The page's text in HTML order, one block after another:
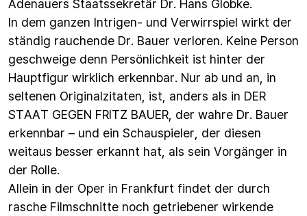
Adenauers Staatssekretär Dr. Hans Globke.
In dem ganzen Intrigen- und Verwirrspiel wirkt der
ständig rauchende Dr. Bauer verloren. Keine Person
geschweige denn Persönlichkeit ist hinter der
Hauptfigur wirklich erkennbar. Nur ab und an, in
seltenen Originalzitaten, ist, anders als in DER
STAAT GEGEN FRITZ BAUER, der wahre Dr. Bauer
erkennbar – und ein Schauspieler, der diesen
weitaus besser erkannt hat, als sein Vorgänger in
der Rolle.
Allein in der Oper in Frankfurt findet der durch
rasche Filmschnitte noch getriebener wirkende